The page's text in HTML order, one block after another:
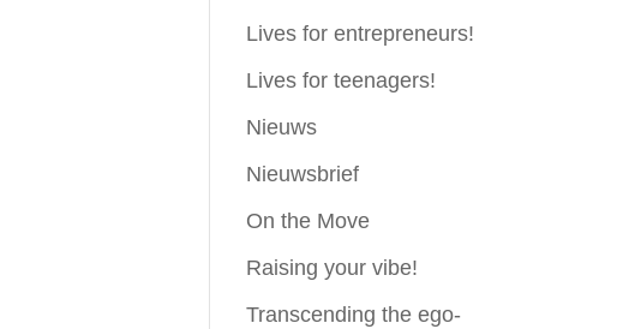
Lives for entrepreneurs!
Lives for teenagers!
Nieuws
Nieuwsbrief
On the Move
Raising your vibe!
Transcending the ego-